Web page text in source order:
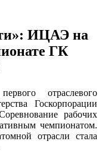
ИЦАЭ на
ГК
отраслевого
Госкорпорации
рабочих
чемпионатом.
отрасли стала